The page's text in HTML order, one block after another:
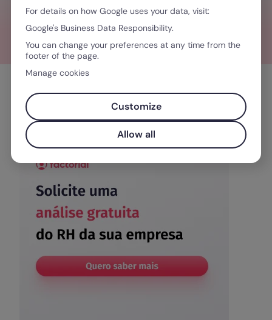
Dezembro 12, 2023·5 minutos de leitura
Índice
For details on how Google uses your data, visit:
Google's Business Data Responsibility.
You can change your preferences at any time from the
footer of the page.
Manage cookies
Customize
Allow all